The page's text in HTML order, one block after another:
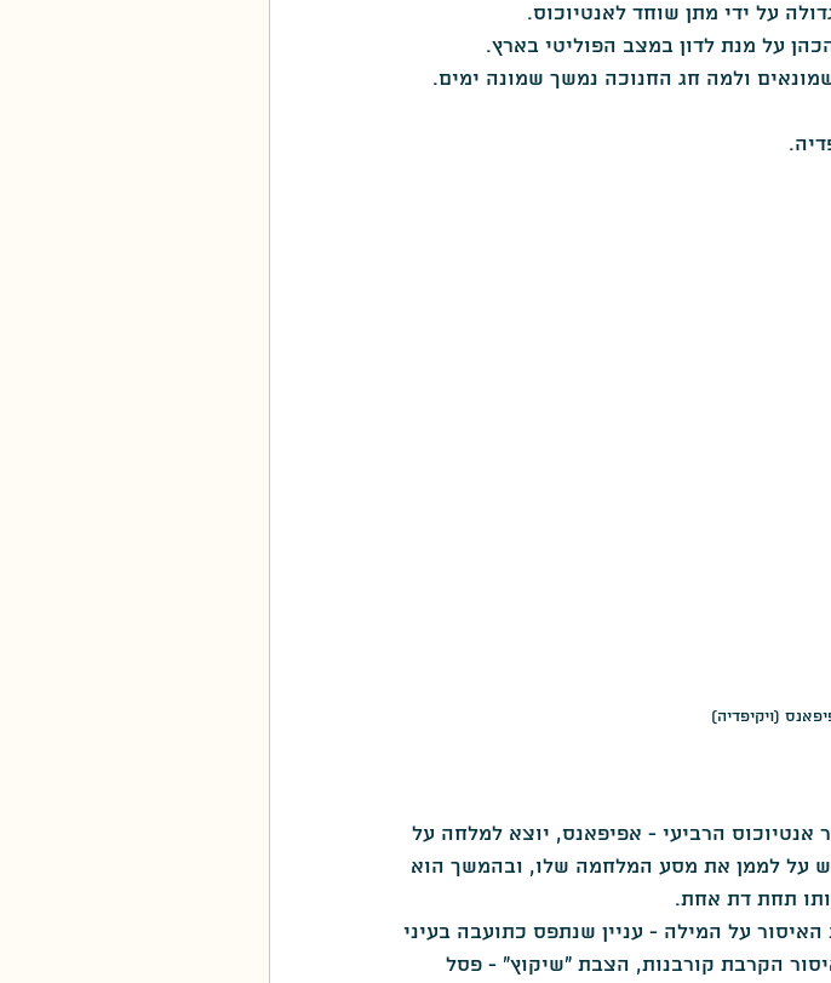
על ידי מתן שוחד לאנטיוכוס.
על מנת לדון במצב הפוליטי בארץ.
ולמה חג החנוכה נמשך שמונה ימים.
(ויקיפדיה)
לשנת 168 לפנה"ס, כאשר אנטיוכוס הרביעי - אפיפאנס, יוצא למלחה על
על לממן את מסע המלחמה שלו, ובהמשך הוא
תחת דת אחת.
על המילה - עניין שנתפס כתועבה בעיני
הקרבת קורבנות, הצבת "שיקוץ" - פסל